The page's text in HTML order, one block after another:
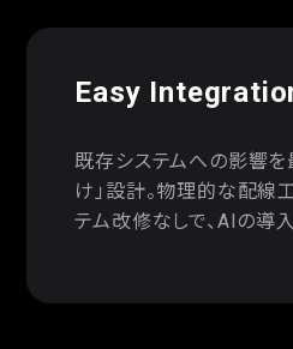
Easy
既存システムへの影響を
け」設計。物理的な配線
テム改修なしで、AIの導